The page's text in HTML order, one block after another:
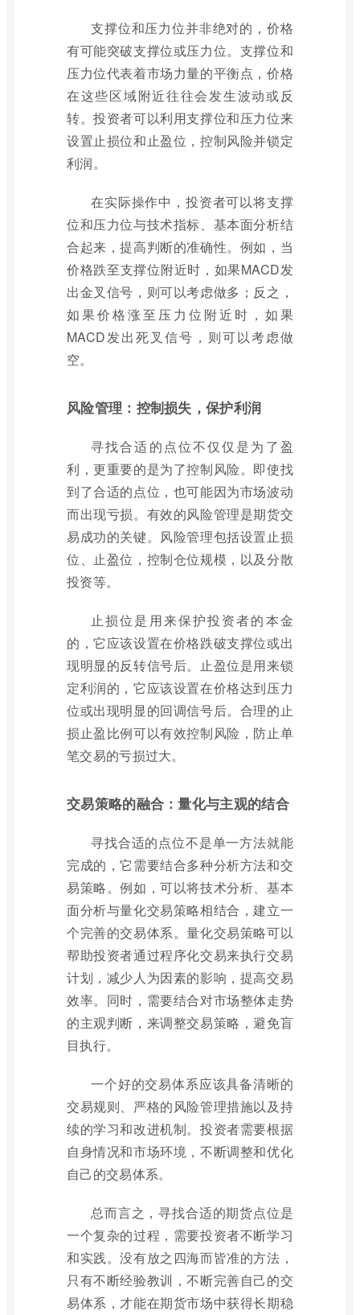
支撑位和压力位并非绝对的，价格
有可能突破支撑位或压力位。支撑位和
压力位代表着市场力量的平衡点，价格
在这些区域附近往往会发生波动或反
转。投资者可以利用支撑位和压力位来
设置止损位和止盈位，控制风险并锁定
利润。
在实际操作中，投资者可以将支撑
位和压力位与技术指标、基本面分析结
合起来，提高判断的准确性。例如，当
价格跌至支撑位附近时，如果MACD发
出金叉信号，则可以考虑做多；反之，
如果价格涨至压力位附近时，如果
MACD发出死叉信号，则可以考虑做
空。
风险管理：控制损失，保护利润
寻找合适的点位不仅仅是为了盈
利，更重要的是为了控制风险。即使找
到了合适的点位，也可能因为市场波动
而出现亏损。有效的风险管理是期货交
易成功的关键。风险管理包括设置止损
位、止盈位，控制仓位规模，以及分散
投资等。
止损位是用来保护投资者的本金
的，它应该设置在价格跌破支撑位或出
现明显的反转信号后。止盈位是用来锁
定利润的，它应该设置在价格达到压力
位或出现明显的回调信号后。合理的止
损止盈比例可以有效控制风险，防止单
笔交易的亏损过大。
交易策略的融合：量化与主观的结合
寻找合适的点位不是单一方法就能
完成的，它需要结合多种分析方法和交
易策略。例如，可以将技术分析、基本
面分析与量化交易策略相结合，建立一
个完善的交易体系。量化交易策略可以
帮助投资者通过程序化交易来执行交易
计划，减少人为因素的影响，提高交易
效率。同时，需要结合对市场整体走势
的主观判断，来调整交易策略，避免盲
目执行。
一个好的交易体系应该具备清晰的
交易规则、严格的风险管理措施以及持
续的学习和改进机制。投资者需要根据
自身情况和市场环境，不断调整和优化
自己的交易体系。
总而言之，寻找合适的期货点位是
一个复杂的过程，需要投资者不断学习
和实践。没有放之四海而皆准的方法，
只有不断经验教训，不断完善自己的交
易体系，才能在期货市场中获得长期稳